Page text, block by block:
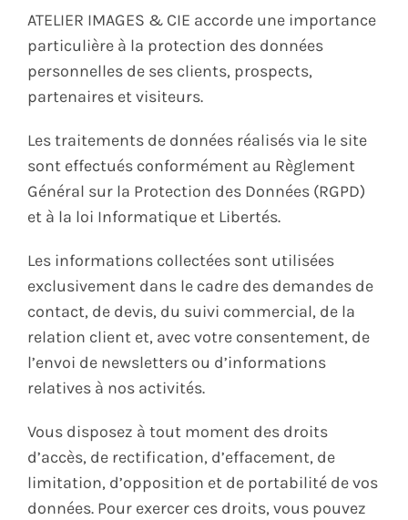
ATELIER IMAGES & CIE accorde une importance
particulière à la protection des données
personnelles de ses clients, prospects,
partenaires et visiteurs.
Les traitements de données réalisés via le site
sont effectués conformément au Règlement
Général sur la Protection des Données (RGPD)
et à la loi Informatique et Libertés.
Les informations collectées sont utilisées
exclusivement dans le cadre des demandes de
contact, de devis, du suivi commercial, de la
relation client et, avec votre consentement, de
l’envoi de newsletters ou d’informations
relatives à nos activités.
Vous disposez à tout moment des droits
d’accès, de rectification, d’effacement, de
limitation, d’opposition et de portabilité de vos
données. Pour exercer ces droits, vous pouvez